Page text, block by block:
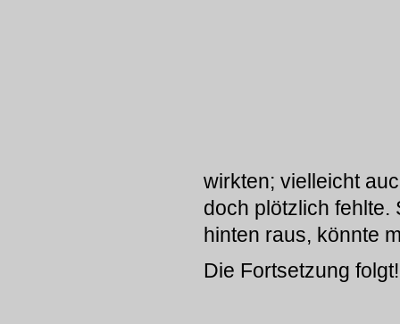
wirkten; vielleicht
doch plötzlich fehlte.
hinten raus, könnte
Die Fortsetzung folgt!